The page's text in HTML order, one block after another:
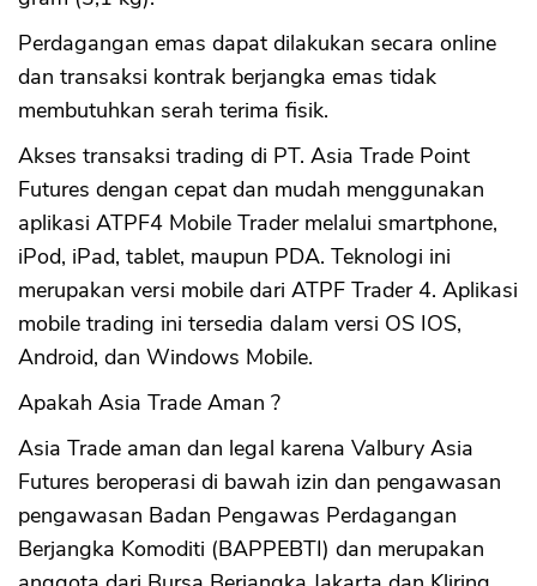
Perdagangan emas dapat dilakukan secara online
dan transaksi kontrak berjangka emas tidak
membutuhkan serah terima fisik.
Akses transaksi trading di PT. Asia Trade Point
Futures dengan cepat dan mudah menggunakan
aplikasi ATPF4 Mobile Trader melalui smartphone,
iPod, iPad, tablet, maupun PDA. Teknologi ini
merupakan versi mobile dari ATPF Trader 4. Aplikasi
mobile trading ini tersedia dalam versi OS IOS,
Android, dan Windows Mobile.
Apakah Asia Trade Aman ?
Asia Trade aman dan legal karena Valbury Asia
Futures beroperasi di bawah izin dan pengawasan
pengawasan Badan Pengawas Perdagangan
Berjangka Komoditi (BAPPEBTI) dan merupakan